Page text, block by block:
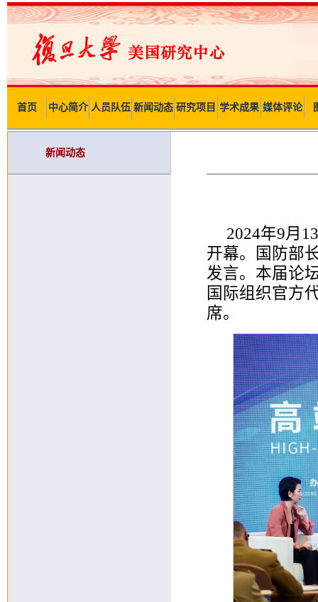
首页 中心简介 人员队伍 新闻动态 研究项目 学术成果 媒体评论
新闻动态
2024年9月
开幕。国防部
发言。本届论
国际组织官方
席。